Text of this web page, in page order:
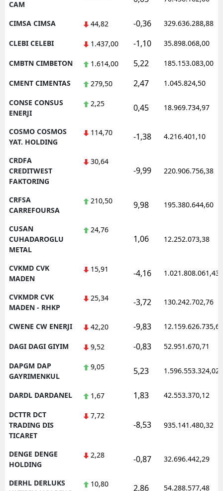
CAM
CIMSA CIMSA 44,82 -0,36 329.636.288,88
CLEBI CELEBI 1.437,00 -1,10 35.898.068,00
CMBTN CIMBETON 1.614,00 5,22 185.153.083,00
CMENT CIMENTAS 279,50 2,47 1.045.824,50
CONSE CONSUS
ENERJI
2,25 0,45 18.969.734,97
COSMO COSMOS
YAT. HOLDING
114,70 -1,38 4.216.401,10
CRDFA
CREDITWEST
FAKTORING
30,64
-9,99 220.906.756,38
CRFSA
CARREFOURSA
210,50 9,98 195.380.644,60
CUSAN
CUHADAROGLU
METAL
24,76
1,06 12.252.073,38
CVKMD CVK
MADEN
15,91 -4,16 1.021.808.061,43
CVKMDR CVK
MADEN - RHKP
25,34 -3,72 130.242.702,76
CWENE CW ENERJI 42,20 -9,83 12.159.626.735,62
DAGI DAGI GIYIM 9,52 -0,83 52.951.670,71
DAPGM DAP
GAYRIMENKUL
9,05 5,23 1.596.553.324,02
DARDL DARDANEL 1,67 1,83 42.553.370,12
DCTTR DCT
TRADING DIS
TICARET
7,72
-8,53 935.141.480,32
DENGE DENGE
HOLDING
2,28 -0,87 32.696.442,29
DERHL DERLUKS
10,80 2,86 54.288.577,48